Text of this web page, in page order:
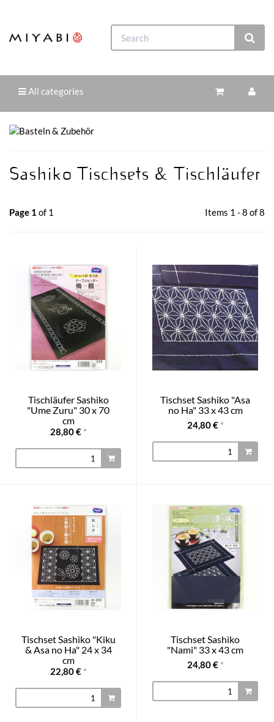
All categories
Sashiko Tischsets & Tischläufer
Page 1 of 1 Items 1 - 8 of 8
Tischläufer Sashiko
"Ume Zuru" 30 x 70
cm
28,80 € *
Tischset Sashiko "Asa
no Ha" 33 x 43 cm
24,80 € *
Tischset Sashiko "Kiku
& Asa no Ha" 24 x 34
cm
22,80 € *
Tischset Sashiko
"Nami" 33 x 43 cm
24,80 € *